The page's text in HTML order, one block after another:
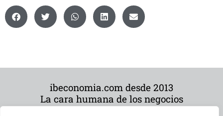
ibeconomia.com desde 2013
La cara humana de los negocios